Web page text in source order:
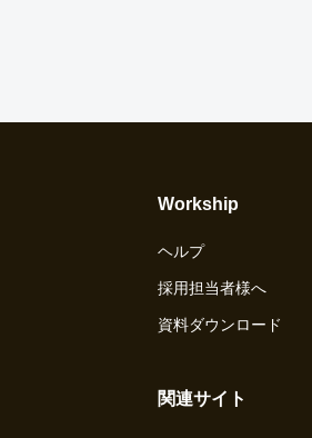
Workship
ヘルプ
採用担当者様へ
資料ダウンロード
関連サイト